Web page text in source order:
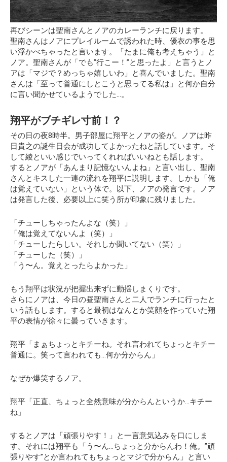
再びシーンは聖南さんとノアのカレーランチに戻ります。
聖南さんはノアにプレイルームで誘われた時、優衣の事を思
い浮かべちゃったと言います。「たまに俺も考えちゃう」と
ノア。聖南さんが「でも”行こー！”と思ったよ」と言うとノ
アは「マジで？めっちゃ嬉しいわ」と喜んでいました。聖南
さんは「至って普通にしとこうと思ってる私は」と何か自分
に言い聞かせているようでした…。
翔平がブチギレ寸前！？
その日の夜8時半。男子部屋に翔平とノアの姿が。ノアは昨
日貴之の誕生日会が成功してよかったねと話しています。そ
して綾といい感じでいってくれればいいねとも話します。
するとノアが 「あんまり記憶ないんよね」
と言い出し、聖南
さんとキスした一連の流れを翔平に説明します。しかも「俺
は覚えていない」という体で。以下、ノアの発言です。ノア
は発言した後、必要以上に笑う所が印象に残りました。
「チューしちゃったんよな（笑）」
「俺は覚えてないんよ（笑）」
「チューしたらしい。それしか聞いてない（笑）」
「チューした（笑）」
「う〜ん。覚えとったらよかった」
もう翔平は状況が把握出来ずに動揺しまくりです。
さらにノアは、今日の昼聖南さんと二人でランチに行ったと
いう話もします。すると最初はなんとか笑顔を作っていた翔
平の表情が徐々に曇っていきます。
翔平「まぁちょっとキチーね。それ言われてちょっとキチー
普通に。笑って言われても…何か分からん」
なぜか爆笑するノア。
翔平「正直、ちょっと全然意味が分からんというか…キチー
ね」
するとノアは「頑張りやす！」と一言意気込みを口にしま
す。それには翔平も
「う〜ん…ちょっと分からんわ！俺。”頑
張りやす”とか言われてもちょっとマジで分からん」
と言い